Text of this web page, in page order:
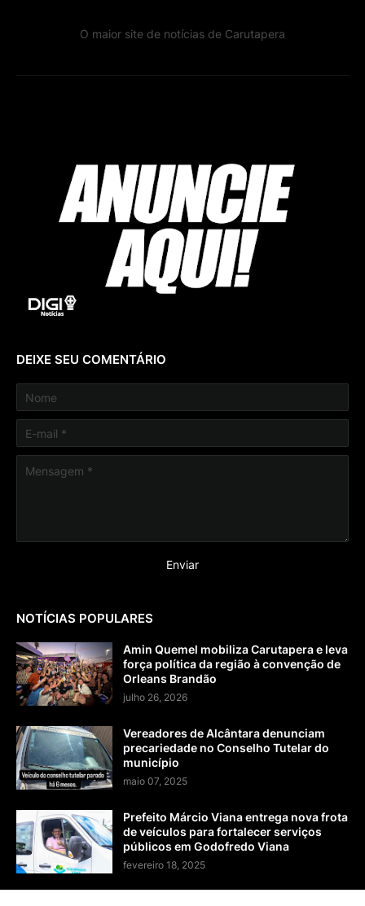
O maior site de notícias de Carutapera
DEIXE SEU COMENTÁRIO
NOTÍCIAS POPULARES
Amin Quemel mobiliza Carutapera e leva
força política da região à convenção de
Orleans Brandão
julho 26, 2026
Vereadores de Alcântara denunciam
precariedade no Conselho Tutelar do
município
maio 07, 2025
Prefeito Márcio Viana entrega nova frota
de veículos para fortalecer serviços
públicos em Godofredo Viana
fevereiro 18, 2025